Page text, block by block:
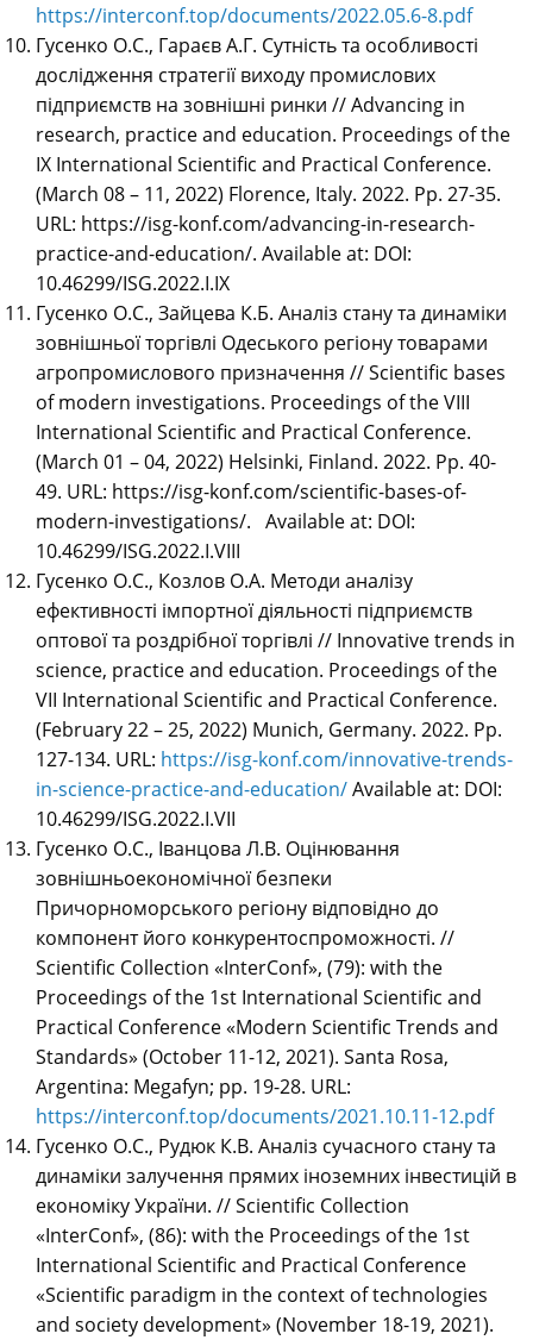
https://interconf.top/documents/2022.05.6-8.pdf
Гусенко О.С., Гараєв А.Г. Сутність та особливості
дослідження стратегії виходу промислових
підприємств на зовнішні ринки // Advancing in
research, practice and education. Proceedings of the
IХ International Scientific and Practical Conference.
(March 08 – 11, 2022) Florence, Italy. 2022. Pp. 27-35.
URL: https://isg-konf.com/advancing-in-research-
practice-and-education/. Available at: DOI:
10.46299/ISG.2022.I.IХ
Гусенко О.С., Зайцева К.Б. Аналіз стану та динаміки
зовнішньої торгівлі Одеського регіону товарами
агропромислового призначення // Scientific bases
of modern investigations. Proceedings of the VIII
International Scientific and Practical Conference.
(March 01 – 04, 2022) Helsinki, Finland. 2022. Pp. 40-
49. URL: https://isg-konf.com/scientific-bases-of-
modern-investigations/. Available at: DOI:
10.46299/ISG.2022.I.VIII
Гусенко О.С., Козлов О.А. Методи аналізу
ефективності імпортної діяльності підприємств
оптової та роздрібної торгівлі // Innovative trends in
science, practice and education. Proceedings of the
VII International Scientific and Practical Conference.
(February 22 – 25, 2022) Munich, Germany. 2022. Pp.
127-134. URL: https://isg-konf.com/innovative-trends-
in-science-practice-and-education/Available at: DOI:
10.46299/ISG.2022.I.VII
Гусенко О.С., Іванцова Л.В. Оцінювання
зовнішньоекономічної безпеки
Причорноморського регіону відповідно до
компонент його конкурентоспроможності. //
Scientific Collection «InterConf», (79): with the
Proceedings of the 1st International Scientific and
Practical Conference «Modern Scientific Trends and
Standards» (October 11-12, 2021). Santa Rosa,
Argentina: Megafуn; pp. 19-28. URL:
https://interconf.top/documents/2021.10.11-12.pdf
Гусенко О.С., Рудюк К.В. Аналіз сучасного стану та
динаміки залучення прямих іноземних інвестицій в
економіку України. // Scientific Collection
«InterConf», (86): with the Proceedings of the 1st
International Scientific and Practical Conference
«Scientific paradigm in the context of technologies
and society development» (November 18-19, 2021).